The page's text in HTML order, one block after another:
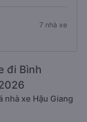
7 nhà xe
đi Bình
nhà xe Hậu Giang